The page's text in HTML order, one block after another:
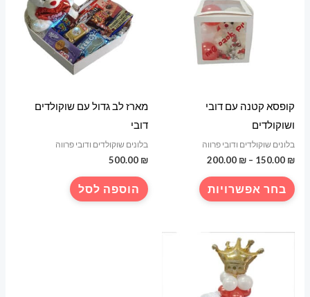
קופסא קטנה עם דובי
ושוקולדים
בלונים שוקולדים ודובי פרווה
150.00 ₪
–
200.00 ₪
טווח
עד בחר אפשרויות
מספר
מארז לב גדול עם שוקולדים
דובי
בלונים שוקולדים ודובי פרווה
500.00 ₪
הוספה לסל